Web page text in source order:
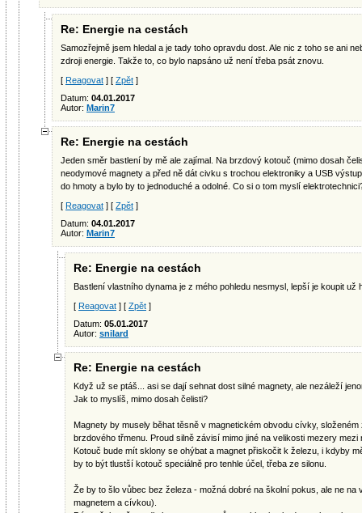
Re: Energie na cestách
Samozřejmě jsem hledal a je tady toho opravdu dost. Ale nic z toho se ani
zdroji energie. Takže to, co bylo napsáno už není třeba psát znovu.
[ Reagovat ] [ Zpět ]
Datum: 04.01.2017
Autor: Marin7
Re: Energie na cestách
Jeden směr bastlení by mě ale zajímal. Na brzdový kotouč (mimo dosah
neodymové magnety a před ně dát civku s trochou elektroniky a USB
do hmoty a bylo by to jednoduché a odolné. Co si o tom myslí
[ Reagovat ] [ Zpět ]
Datum: 04.01.2017
Autor: Marin7
Re: Energie na cestách
Bastlení vlastního dynama je z mého pohledu nesmysl, lepší je koupit už
[ Reagovat ] [ Zpět ]
Datum: 05.01.2017
Autor: snilard
Re: Energie na cestách
Když už se ptáš... asi se dají sehnat dost silné magnety, ale nezáleží
Jak to myslíš, mimo dosah čelisti?
Magnety by musely běhat těsně v magnetickém obvodu cívky,
brzdového třmenu. Proud silně závisí mimo jiné na velikosti mezery mezi
Kotouč bude mít sklony se ohýbat a magnet přiskočit k železu, i kdyby
by to být tlustší kotouč speciálně pro tenhle účel, třeba ze silonu.
Že by to šlo vůbec bez železa - možná dobré na školní pokus, ale ne
magnetem a cívkou).